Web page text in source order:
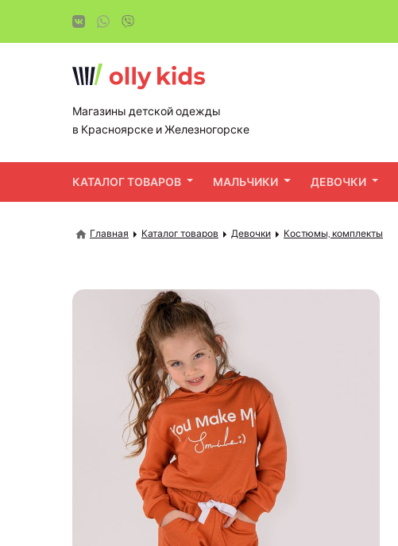
Магазины детской одежды
в Красноярске и Железногорске
КАТАЛОГ ТОВАРОВ МАЛЬЧИКИ ДЕВОЧКИ
Главная Каталог товаров Девочки Костюмы, комплекты